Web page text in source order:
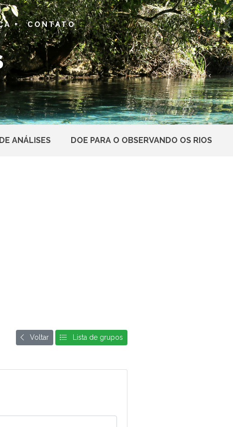
+ CONTATO
ANÁLISES DOE PARA O OBSERVANDO OS RIOS
Voltar Lista de grupos